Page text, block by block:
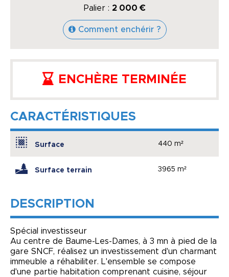
Palier : 2 000 €
Comment enchérir ?
ENCHÈRE TERMINÉE
CARACTÉRISTIQUES
Surface 440 m²
Surface terrain 3965 m²
DESCRIPTION
Spécial investisseur
Au centre de Baume-Les-Dames, à 3 mn à pied de la
gare SNCF, réalisez un investissement d'un charmant
immeuble a réhabiliter. L'ensemble se compose
d'une partie habitation comprenant cuisine, séjour